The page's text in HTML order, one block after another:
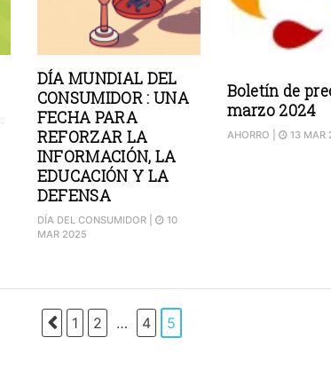
DÍA MUNDIAL DEL
CONSUMIDOR : UNA
FECHA PARA
REFORZAR LA
INFORMACIÓN, LA
EDUCACIÓN Y LA
DEFENSA
DÍA DEL CONSUMIDOR|
10
MAR 2025
Boletín de
marzo 2024
AHORRO 13 MAR
1 2 … 4 5